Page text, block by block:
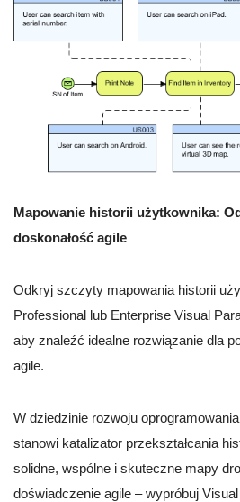
Mapowanie historii użytkownika:
doskonałość agile
Odkryj szczyty mapowania historii
Professional lub Enterprise Visual
aby znaleźć idealne rozwiązanie dla
agile.
W dziedzinie rozwoju
stanowi katalizator przekształcania
solidne, wspólne i skuteczne mapy
doświadczenie agile – wypróbuj